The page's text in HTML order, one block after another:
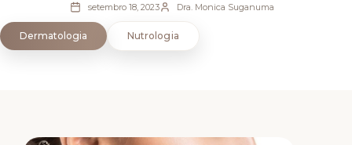
setembro 18, 2023 Dra. Monica Suganuma
Dermatologia Nutrologia